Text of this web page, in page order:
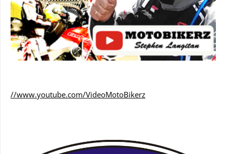
//www.youtube.com/VideoMotoBikerz